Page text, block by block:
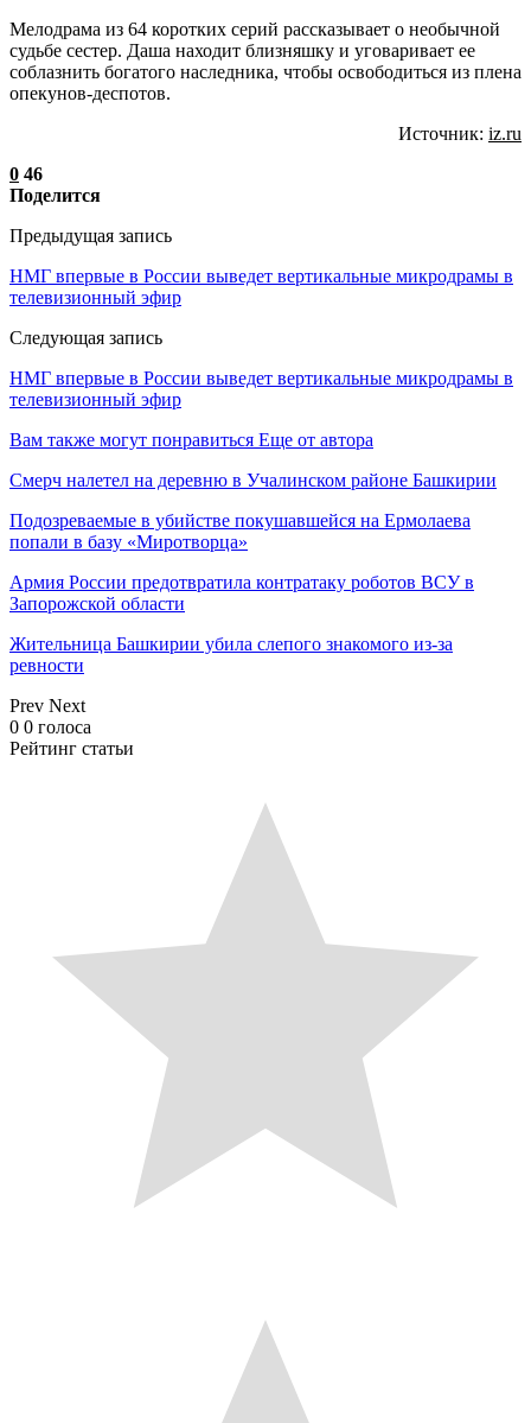
Мелодрама из 64 коротких серий рассказывает о необычной
судьбе сестер. Даша находит близняшку и уговаривает ее
соблазнить богатого наследника, чтобы освободиться из плена
опекунов-деспотов.
Источник: iz.ru
0 46
Поделится
Предыдущая запись
НМГ впервые в России выведет вертикальные микродрамы в
телевизионный эфир
Следующая запись
НМГ впервые в России выведет вертикальные микродрамы в
телевизионный эфир
Вам также могут понравиться Еще от автора
Смерч налетел на деревню в Учалинском районе Башкирии
Подозреваемые в убийстве покушавшейся на Ермолаева
попали в базу «Миротворца»
Армия России предотвратила контратаку роботов ВСУ в
Запорожской области
Жительница Башкирии убила слепого знакомого из-за
ревности
Prev Next
0 0 голоса
Рейтинг статьи